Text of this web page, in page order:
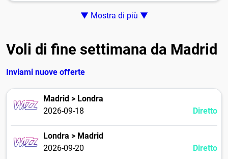
▼ Mostra di più ▼
Voli di fine settimana da Madrid
Inviami nuove offerte
Madrid > Londra
2026-09-18
Diretto
Londra > Madrid
2026-09-20
Diretto